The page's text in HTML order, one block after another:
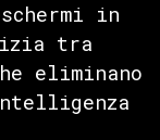
in
tra
eliminano